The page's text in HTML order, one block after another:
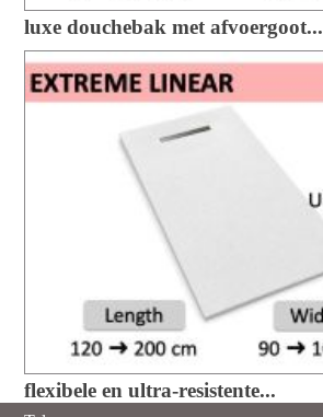
luxe douchebak met afvoergoot...
flexibele en ultra-resistente...